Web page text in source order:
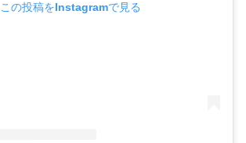
この投稿をInstagramで見る